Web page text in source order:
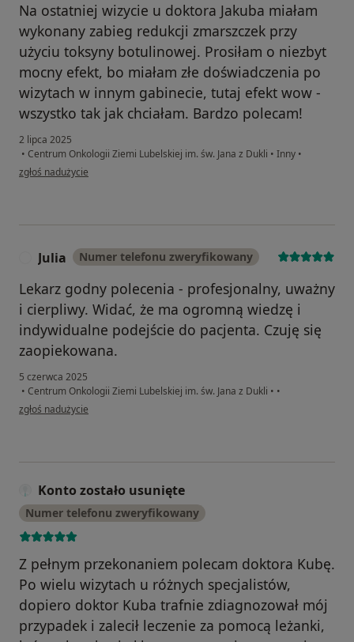
Na ostatniej wizycie u doktora Jakuba miałam
wykonany zabieg redukcji zmarszczek przy
użyciu toksyny botulinowej. Prosiłam o niezbyt
mocny efekt, bo miałam złe doświadczenia po
wizytach w innym gabinecie, tutaj efekt wow -
wszystko tak jak chciałam. Bardzo polecam!
2 lipca 2025
• Centrum Onkologii Ziemi Lubelskiej im. św. Jana z Dukli • Inny •
w opinii użytkownika Natalia
zgłoś nadużycie
Julia Numer telefonu zweryfikowany
Lekarz godny polecenia - profesjonalny, uważny
i cierpliwy. Widać, że ma ogromną wiedzę i
indywidualne podejście do pacjenta. Czuję się
zaopiekowana.
5 czerwca 2025
• Centrum Onkologii Ziemi Lubelskiej im. św. Jana z Dukli • •
w opinii użytkownika Julia
zgłoś nadużycie
Konto zostało usunięte
Numer telefonu zweryfikowany
Z pełnym przekonaniem polecam doktora Kubę.
Po wielu wizytach u różnych specjalistów,
dopiero doktor Kuba trafnie zdiagnozował mój
przypadek i zalecił leczenie za pomocą leżanki,